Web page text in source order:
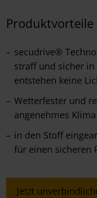
Produktvorteile
secudrive®
straff und sicher in
entstehen keine
Wetterfester und
angenehmes
in den Stoff
für einen sicheren
Jetzt